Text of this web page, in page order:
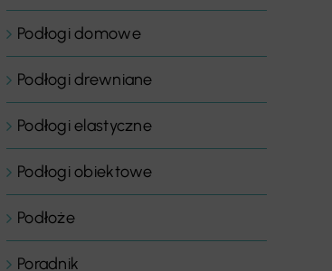
Podłogi domowe
Podłogi drewniane
Podłogi elastyczne
Podłogi obiektowe
Podłoże
Poradnik